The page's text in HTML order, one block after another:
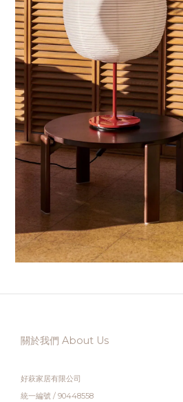
關於我們 About Us
好萩家居有限公司
統一編號 / 90448558